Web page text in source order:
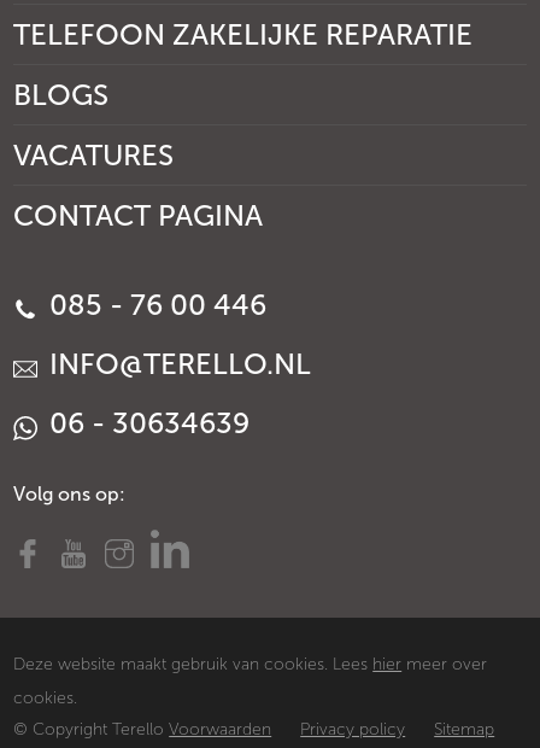
TELEFOON ZAKELIJKE REPARATIE
BLOGS
VACATURES
CONTACT PAGINA
085 - 76 00 446
INFO@TERELLO.NL
06 - 30634639
Volg ons op:
Deze website maakt gebruik van cookies. Lees hier meer over
cookies.
© Copyright TerelloVoorwaarden Privacy policy Sitemap